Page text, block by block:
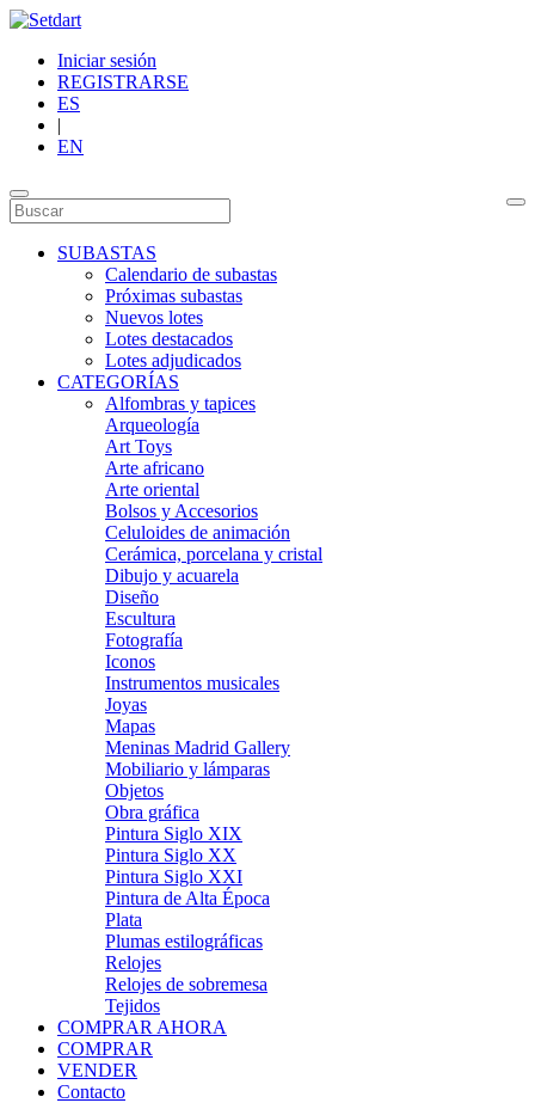
Iniciar sesión
REGISTRARSE
ES
|
EN
SUBASTAS
Calendario de subastas
Próximas subastas
Nuevos lotes
Lotes destacados
Lotes adjudicados
CATEGORÍAS
Alfombras y tapices
Arqueología
Art Toys
Arte africano
Arte oriental
Bolsos y Accesorios
Celuloides de animación
Cerámica, porcelana y cristal
Dibujo y acuarela
Diseño
Escultura
Fotografía
Iconos
Instrumentos musicales
Joyas
Mapas
Meninas Madrid Gallery
Mobiliario y lámparas
Objetos
Obra gráfica
Pintura Siglo XIX
Pintura Siglo XX
Pintura Siglo XXI
Pintura de Alta Época
Plata
Plumas estilográficas
Relojes
Relojes de sobremesa
Tejidos
COMPRAR AHORA
COMPRAR
VENDER
Contacto